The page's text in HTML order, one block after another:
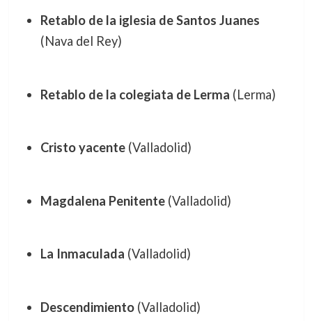
Retablo de la iglesia de Santos Juanes
(Nava del Rey)
Retablo de la colegiata de Lerma (Lerma)
Cristo yacente(Valladolid)
Magdalena Penitente(Valladolid)
La Inmaculada (Valladolid)
Descendimiento(Valladolid)